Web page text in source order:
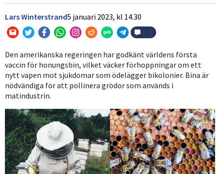
Lars Winterstrand5 januari 2023, kl 14.30
Den amerikanska regeringen har godkänt världens första
vaccin för honungsbin, vilket väcker förhoppningar om ett
nytt vapen mot sjukdomar som ödelägger bikolonier. Bina är
nödvändiga för att pollinera grödor som används i
matindustrin.